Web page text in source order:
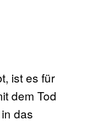
ist es für
dem Tod
das